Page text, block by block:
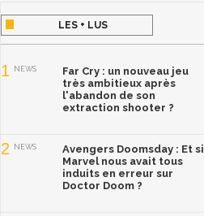
LES + LUS
1 NEWS
Far Cry : un nouveau jeu
très ambitieux après
l'abandon de son
extraction shooter ?
2 NEWS
Avengers Doomsday : Et si
Marvel nous avait tous
induits en erreur sur
Doctor Doom ?